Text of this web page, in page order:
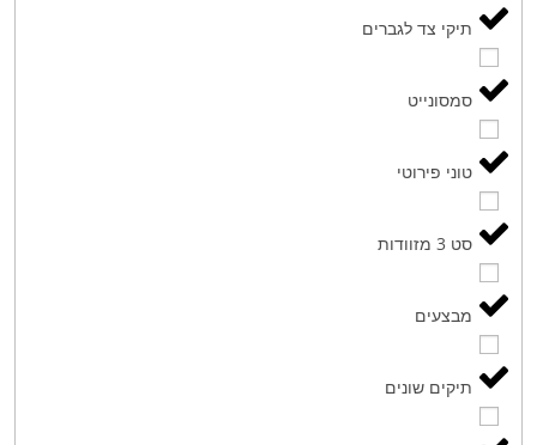
תיקי צד לגברים
סמסונייט
טוני פירוטי
סט 3 מזוודות
מבצעים
תיקים שונים